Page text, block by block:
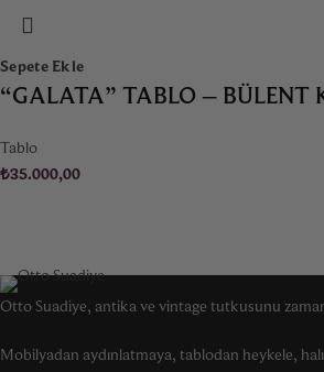
Sepete Ekle
“GALATA” TABLO – BÜLENT
Tablo
₺35.000,00
Otto Suadiye, antika ve vintage tutkusunu
Mobilyadan aydınlatmaya, tablodan heykele,